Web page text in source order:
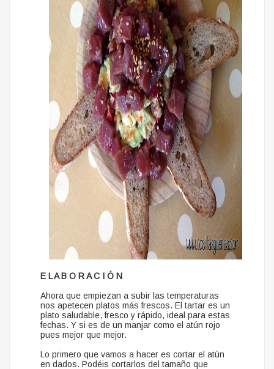
E L A B O R A C I Ó N
Ahora que empiezan a subir las temperaturas
nos apetecen platos más frescos. El tartar es un
plato saludable, fresco y rápido, ideal para estas
fechas. Y si es de un manjar como el atún rojo
pues mejor que mejor.
Lo primero que vamos a hacer es cortar el atún
en dados. Podéis cortarlos del tamaño que